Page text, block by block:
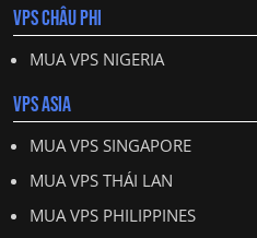
VPS CHÂU PHI
MUA VPS NIGERIA
VPS ASIA
MUA VPS SINGAPORE
MUA VPS THÁI LAN
MUA VPS PHILIPPINES